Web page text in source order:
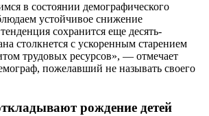
в состоянии демографического
устойчивое снижение
сохранится еще десять-
столкнется с ускоренным старением
трудовых ресурсов», — отмечает
пожелавший не называть своего
рождение детей